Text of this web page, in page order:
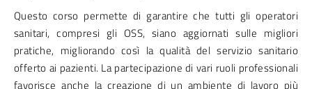
Questo corso permette di garantire che tutti gli operatori
sanitari, compresi gli OSS, siano aggiornati sulle migliori
pratiche, migliorando così la qualità del servizio sanitario
offerto ai pazienti. La partecipazione di vari ruoli professionali
favorisce anche la creazione di un ambiente di lavoro più